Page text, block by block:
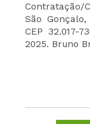
Contratação/
São
CEP 32.017-
2025. Bruno